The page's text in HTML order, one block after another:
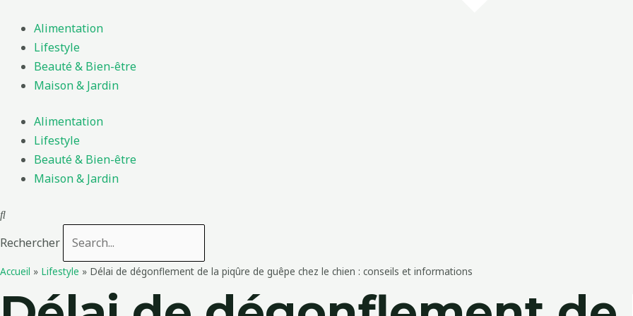
contenu
Alimentation
Lifestyle
Beauté & Bien-être
Maison & Jardin
Alimentation
Lifestyle
Beauté & Bien-être
Maison & Jardin
Rechercher
Accueil » Lifestyle » Délai de dégonflement de la piqûre de guêpe chez le chien : conseils et informations